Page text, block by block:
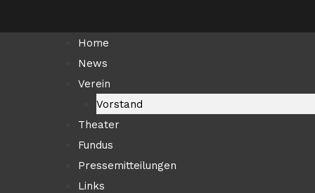
Home
News
Verein
Vorstand
Theater
Fundus
Pressemitteilungen
Links